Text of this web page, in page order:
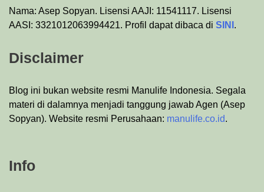
Nama: Asep Sopyan. Lisensi AAJI: 11541117. Lisensi
AASI: 3321012063994421. Profil dapat dibaca di SINI .
Disclaimer
Blog ini bukan website resmi Manulife Indonesia. Segala
materi di dalamnya menjadi tanggung jawab Agen (Asep
Sopyan). Website resmi Perusahaan: manulife.co.id.
Info